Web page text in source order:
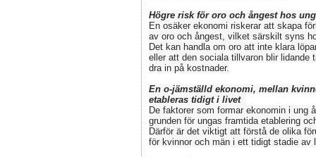
Högre risk för oro och ångest hos
En osäker ekonomi riskerar att skapa
av oro och ångest, vilket särskilt syns
Det kan handla om oro att inte klara
eller att den sociala tillvaron blir lidande
dra in på kostnader.
En o-jämställd ekonomi, mellan
etableras tidigt i livet
De faktorer som formar ekonomin i ung
grunden för ungas framtida etablering
Därför är det viktigt att förstå de olika
för kvinnor och män i ett tidigt stadie av